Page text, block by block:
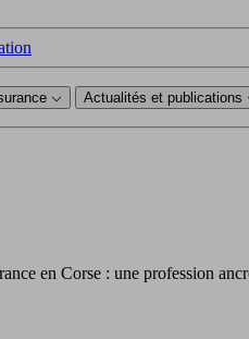
Actualités et publications
en Corse : une profession